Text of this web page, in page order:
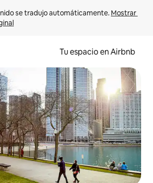
se tradujo automáticamente. Mostrar
Tu espacio en Airbnb